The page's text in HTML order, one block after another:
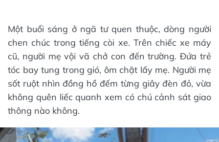
Một buổi sáng ở ngã tư quen thuộc, dòng người
chen chúc trong tiếng còi xe. Trên chiếc xe máy
cũ, người mẹ vội vã chở con đến trường. Đứa trẻ
tóc bay tung trong gió, ôm chặt lấy mẹ. Người mẹ
sốt ruột nhìn đồng hồ đếm từng giây đèn đỏ, vừa
không quên liếc quanh xem có chú cảnh sát giao
thông nào không.